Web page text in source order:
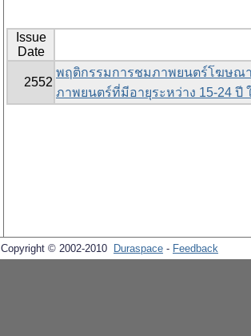
Issue
Date
2552
พฤติกรรมการชมภาพยนตร์โฆษณ
ภาพยนตร์ที่มีอายุระหว่าง 15-24 ปี
Copyright © 2002-2010 Duraspace - Feedback